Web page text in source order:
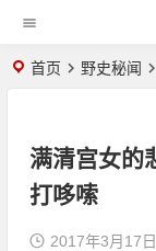
首页 野史秘闻
满清宫女的
打哆嗦
2017年3月17日